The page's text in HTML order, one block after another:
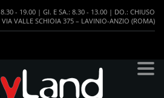
8.30 - 19.00 | GI. E SA.: 8.30 - 13.00 | DO.: CHIUSO
VIA VALLE SCHIOIA 375 – LAVINIO-ANZIO (ROMA)